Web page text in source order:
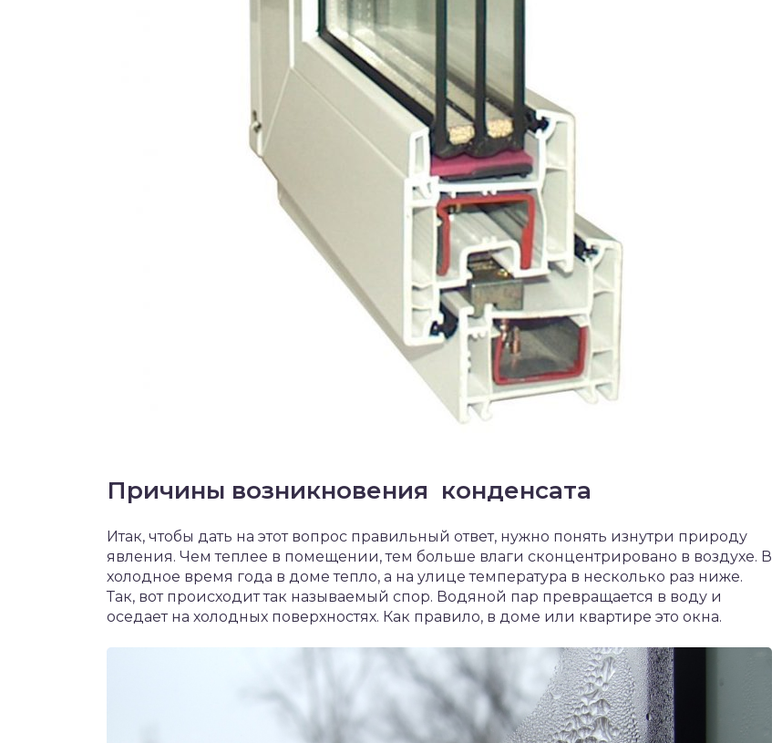
Причины возникновения конденсата
Итак, чтобы дать на этот вопрос правильный ответ, нужно понять изнутри природу
явления. Чем теплее в помещении, тем больше влаги сконцентрировано в воздухе. В
холодное время года в доме тепло, а на улице температура в несколько раз ниже.
Так, вот происходит так называемый спор. Водяной пар превращается в воду и
оседает на холодных поверхностях. Как правило, в доме или квартире это окна.